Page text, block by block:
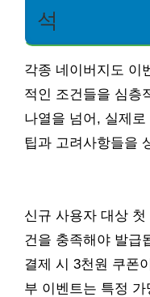
석
각종 네이버지도 이
적인 조건들을 심층
나열을 넘어, 실제
팁과 고려사항들을
신규 사용자 대상
건을 충족해야 발급
결제 시 3천원 쿠폰
부 이벤트는 특정